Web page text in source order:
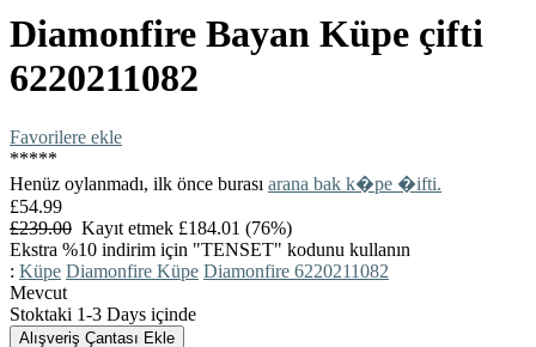
Diamonfire Bayan Küpe çifti
6220211082
Favorilere ekle
*****
Henüz oylanmadı, ilk önce burası arana bak k�pe �ifti.
£54.99
£239.00 Kayıt etmek £184.01 (76%)
Ekstra %10 indirim için "TENSET" kodunu kullanın
: Küpe Diamonfire Küpe Diamonfire 6220211082
Mevcut
Stoktaki 1-3 Days içinde